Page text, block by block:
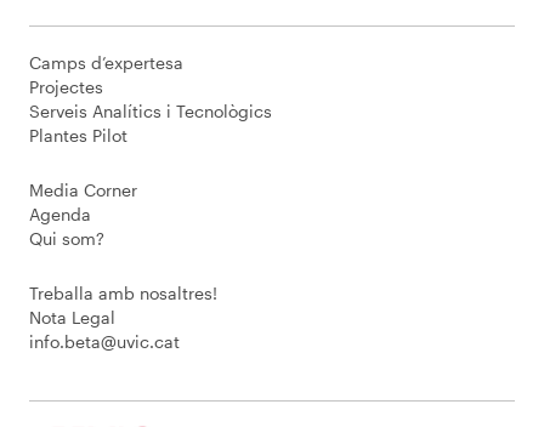
Camps d’expertesa
Projectes
Serveis Analítics i Tecnològics
Plantes Pilot
Media Corner
Agenda
Qui som?
Treballa amb nosaltres!
Nota Legal
info.beta@uvic.cat